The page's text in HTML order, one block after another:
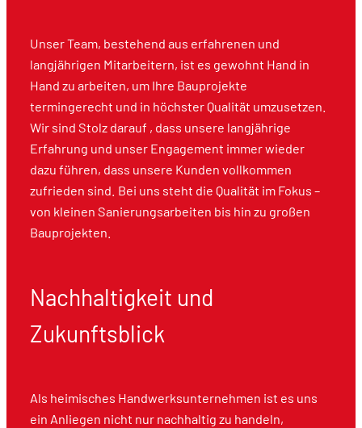
Unser Team, bestehend aus erfahrenen und
langjährigen Mitarbeitern, ist es gewohnt Hand in
Hand zu arbeiten, um Ihre Bauprojekte
termingerecht und in höchster Qualität umzusetzen.
Wir sind Stolz darauf , dass unsere langjährige
Erfahrung und unser Engagement immer wieder
dazu führen, dass unsere Kunden vollkommen
zufrieden sind. Bei uns steht die Qualität im Fokus –
von kleinen Sanierungsarbeiten bis hin zu großen
Bauprojekten.
Nachhaltigkeit und
Zukunftsblick
Als heimisches Handwerksunternehmen ist es uns
ein Anliegen nicht nur nachhaltig zu handeln,